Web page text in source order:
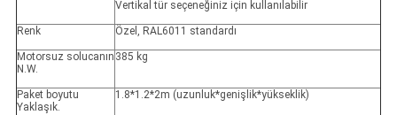
Vertikal tür seçeneğiniz için kullanılabilir
Renk Özel, RAL6011 standardı
Motorsuz solucanın
N.W.
385 kg
Paket boyutu
Yaklaşık.
1.8*1.2*2m (uzunluk*genişlik*yükseklik)